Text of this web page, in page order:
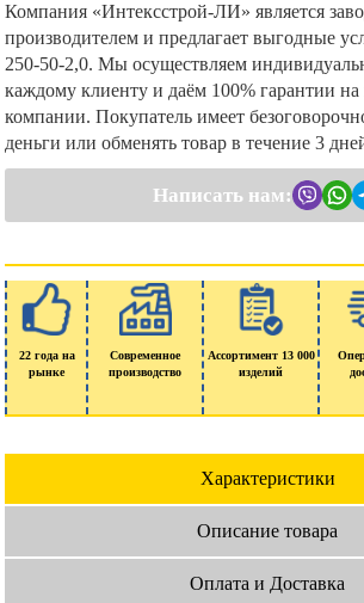
Компания «Интексстрой-ЛИ» является
производителем и предлагает выгодные
250-50-2,0. Мы осуществляем
каждому клиенту и даём 100% гарантии
компании. Покупатель имеет
деньги или обменять товар в течение 3
Написать нам:
22 года на
рынке
Современное
производство
Ассортимент 13 000
изделий
Характеристики
Описание товара
Оплата и Доставка